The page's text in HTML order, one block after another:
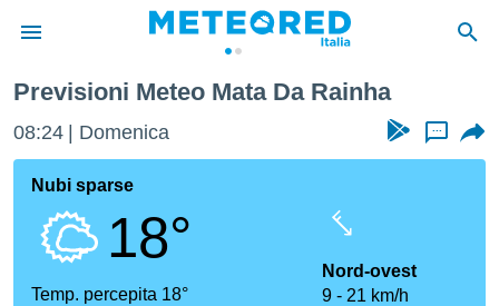
di
per
le
Previsioni Meteo Mata Da Rainha
08:24 Domenica ...
Nubi sparse
18°
Temp. percepita 18°
Nord-ovest
9
21 km/h